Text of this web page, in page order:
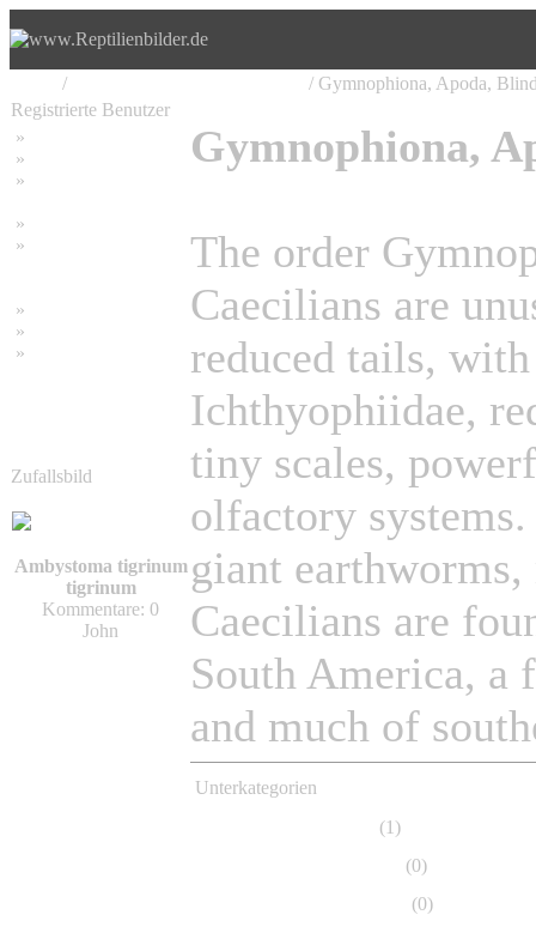
/
/ Gymnophiona, Apoda,
Registrierte Benutzer
»
»
»
»
»
»
»
»
Zufallsbild
Ambystoma tigrinum
tigrinum
Kommentare: 0
John
Gymnophiona,
The order
Caecilians are
reduced tails,
Ichthyophiidae,
tiny scales,
olfactory
giant
Caecilians are
South America, a
and much of
Unterkategorien
(1)
(0)
(0)